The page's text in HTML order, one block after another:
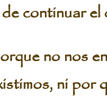
continuar el
no nos
ni por